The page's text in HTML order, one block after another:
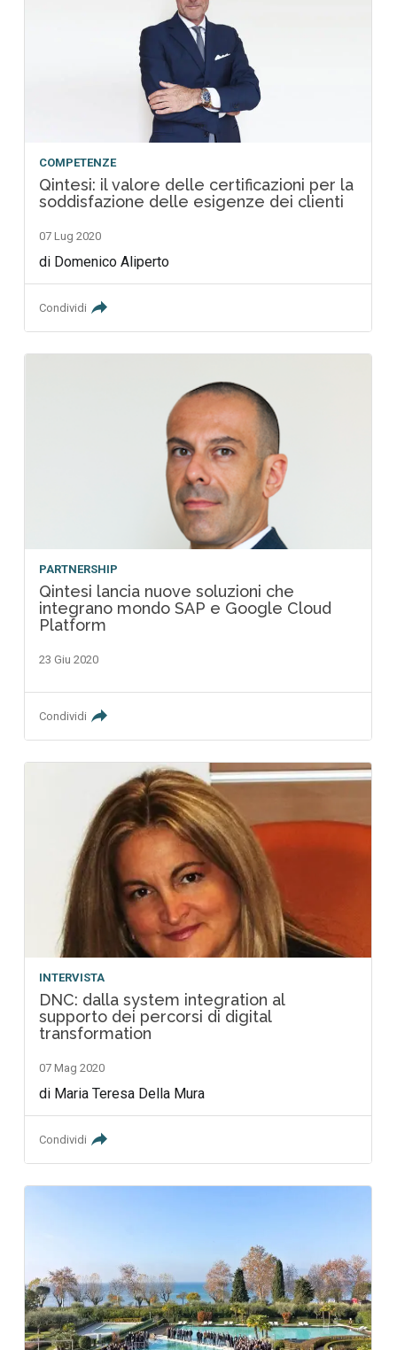
COMPETENZE
Qintesi: il valore delle certificazioni per la
soddisfazione delle esigenze dei clienti
07 Lug 2020
di Domenico Aliperto
Condividi
PARTNERSHIP
Qintesi lancia nuove soluzioni che
integrano mondo SAP e Google Cloud
Platform
23 Giu 2020
Condividi
INTERVISTA
DNC: dalla system integration al
supporto dei percorsi di digital
transformation
07 Mag 2020
di Maria Teresa Della Mura
Condividi